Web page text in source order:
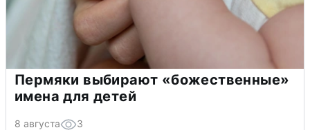
Пермяки выбирают «божественные»
имена для детей
8 августа 3